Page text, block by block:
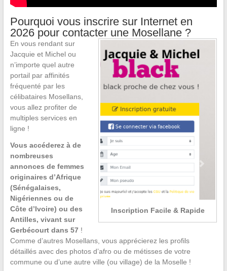
Pourquoi vous inscrire sur Internet en
2026 pour contacter une Mosellane ?
Inscription Facile & Rapide
En vous rendant sur
Jacquie et Michel ou
n’importe quel autre
portail par affinités
fréquenté par les
célibataires Mosellans,
vous allez profiter de
multiples services en
ligne !
Vous accéderez à de
nombreuses
annonces de femmes
originaires d’Afrique
(Sénégalaises,
Nigériennes ou de
Côte d’Ivoire) ou des
Antilles, vivant sur
Gerbécourt dans 57!
Comme d’autres Mosellans, vous apprécierez les profils
détaillés avec des photos d’afro ou de métisses de votre
commune ou d’une autre ville (ou village) de la Moselle !